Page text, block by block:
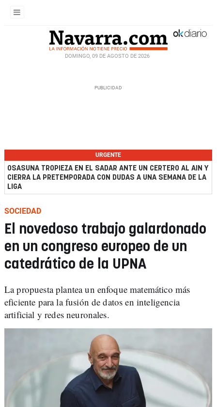
DOMINGO, 09 DE AGOSTO DE 2026
URGENTE
OSASUNA TROPIEZA EN EL SADAR ANTE UN CERTERO AL AIN Y
CIERRA LA PRETEMPORADA CON DUDAS A UNA SEMANA DE LA
LIGA
SOCIEDAD
El novedoso trabajo galardonado
en un congreso europeo de un
catedrático de la UPNA
La propuesta plantea un enfoque matemático más
eficiente para la fusión de datos en inteligencia
artificial y redes neuronales.